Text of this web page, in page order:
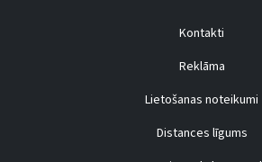
Kontakti
Reklāma
Lietošanas noteikumi
Distances līgums